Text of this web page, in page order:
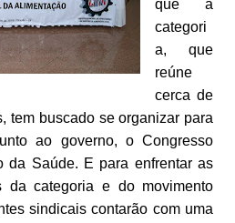
que a
categori
a, que
reúne
cerca de
tem buscado se organizar para
ao governo, o Congresso
da Saúde. E para enfrentar as
da categoria e do movimento
sindicais contarão com uma